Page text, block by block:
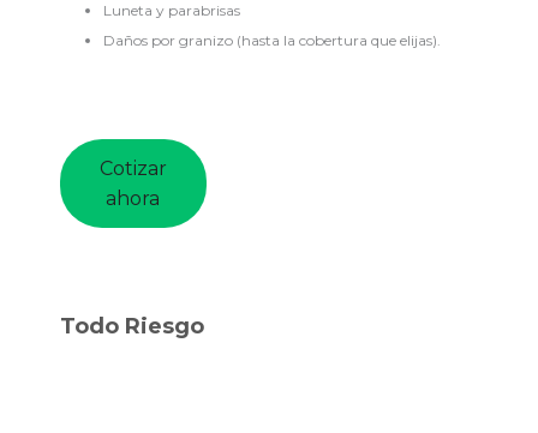
Luneta y parabrisas
Daños por granizo (hasta la cobertura que elijas).
Cotizar
ahora
Todo Riesgo